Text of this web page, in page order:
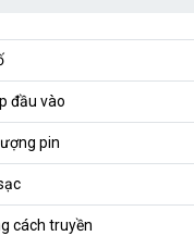
đầu vào
pin
cách truyền